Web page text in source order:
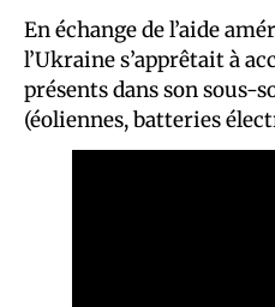
En échange de l’aide
l’Ukraine s’apprêtait à
présents dans son sous-
(éoliennes, batteries